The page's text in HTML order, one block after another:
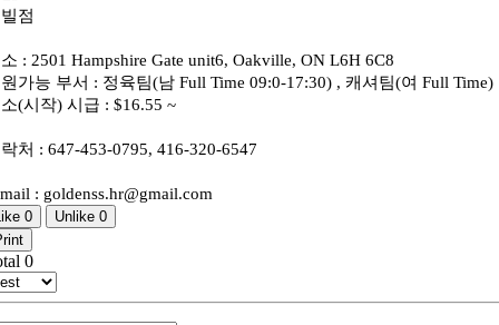
점
: 2501 Hampshire Gate unit6, Oakville, ON L6H 6C8
가능 부서 : 정육팀(남 Full Time 09:0-17:30) , 캐셔팀(여 Full Time)
(시작) 시급 : $16.55 ~
처 : 647-453-0795, 416-320-6547
: goldenss.hr@gmail.com
0 Unlike 0
0